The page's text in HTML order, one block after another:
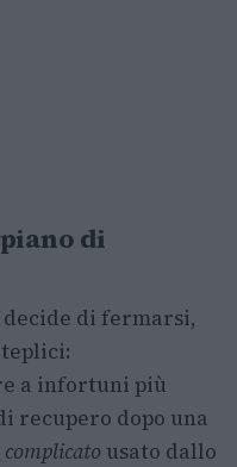
di
di fermarsi,
a infortuni più
recupero dopo una
complicato usato dallo